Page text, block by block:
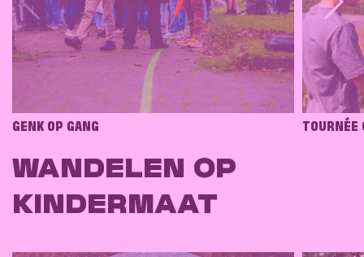
GENK OP GANG TOURNÉE
WANDELEN OP
KINDERMAAT